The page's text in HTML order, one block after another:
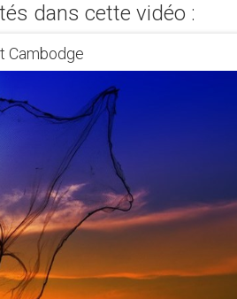
dans cette vidéo :
Cambodge